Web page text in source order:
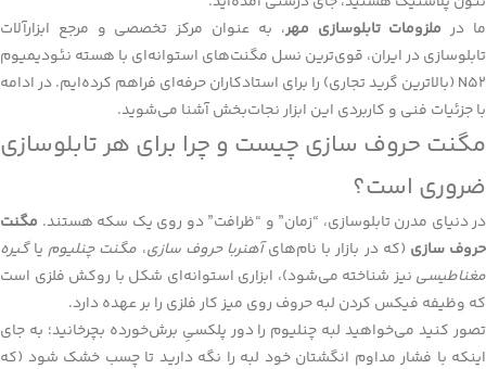
ما در ملزومات تابلوسازی مهر، به عنوان مرکز تخصصی و مرجع ابزارآلات
تابلوسازی در ایران، قوی‌ترین نسل مگنت‌های استوانه‌ای با هسته نئودیمیوم
N52 (بالاترین گرید تجاری) را برای استادکاران حرفه‌ای فراهم کرده‌ایم. در ادامه
با جزئیات فنی و کاربردی این ابزار نجات‌بخش آشنا می‌شوید.
مگنت حروف سازی چیست و چرا برای هر تابلوسازی
ضروری است؟
در دنیای مدرن تابلوسازی، “زمان” و “ظرافت” دو روی یک سکه هستند. مگنت
حروف سازی (که در بازار با نام‌هایآهنربا حروف سازی، مگنت چنلیومیاگیره
مغناطیسی نیز شناخته می‌شود)، ابزاری استوانه‌ای شکل با روکش فلزی است
که وظیفه فیکس کردن لبه حروف روی میز کار فلزی را بر عهده دارد.
تصور کنید می‌خواهید لبه چنلیوم را دور پلکسیِ برش‌خورده بچرخانید؛ به جای
اینکه با فشار مداوم انگشتان خود لبه را نگه دارید تا چسب خشک شود (که